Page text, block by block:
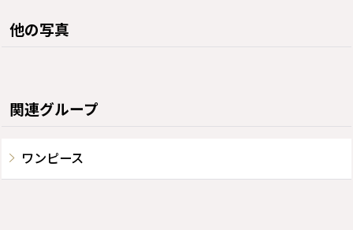
他の写真
関連グループ
ワンピース